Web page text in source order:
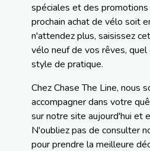
spéciales et des
prochain achat de vélo soit
n'attendez plus, saisissez
vélo neuf de vos rêves,
style de pratique.
Chez Chase The Line, nous
accompagner dans votre
sur notre site aujourd'hui et
N'oubliez pas de consulter
pour prendre la meilleure